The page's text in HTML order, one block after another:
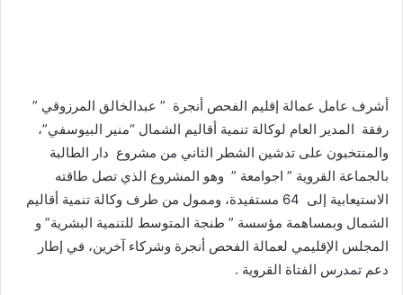
أشرف عامل عمالة إقليم الفحص أنجرة ” عبدالخالق المرزوقي ”
رفقة المدير العام لوكالة تنمية أقاليم الشمال “منير البيوسفي”،
والمنتخبون على تدشين الشطر الثاني من مشروع دار الطالبة
بالجماعة القروية ” اجوامعة ” وهو المشروع الذي تصل طاقته
الاستيعابية إلى 64 مستفيدة، وممول من طرف وكالة تنمية أقاليم
الشمال وبمساهمة مؤسسة ” طنجة المتوسط للتنمية البشرية” و
المجلس الإقليمي لعمالة الفحص أنجرة وشركاء آخرين، في إطار
دعم تمدرس الفتاة القروية .